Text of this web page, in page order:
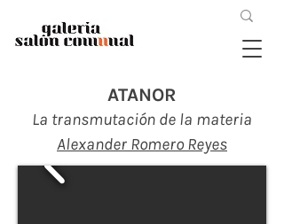
ATANOR
La transmutación de la materia
Alexander Romero Reyes